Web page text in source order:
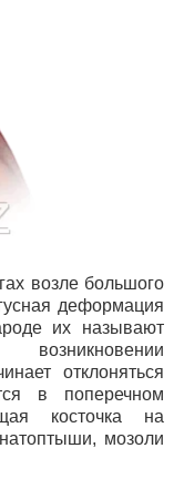
возле большого
деформация
их называют
отклоняться
в поперечном
косточка на
мозоли